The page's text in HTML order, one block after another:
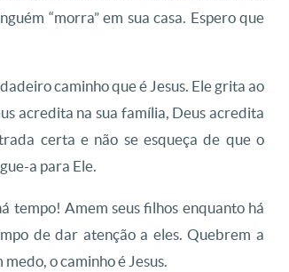
“morra” em sua casa. Espero que
caminho que é Jesus. Ele grita ao
acredita na sua família, Deus acredita
certa e não se esqueça de que o
a para Ele.
tempo! Amem seus filhos enquanto há
de dar atenção a eles. Quebrem a
o caminho é Jesus.
R$ 42,41